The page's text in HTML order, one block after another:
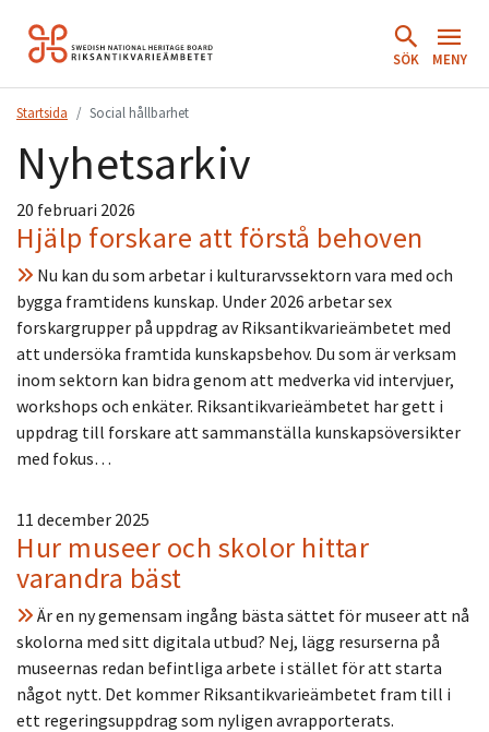
Hoppa
till
SÖK MENY
Startsida Social hållbarhet
Nyhetsarkiv
20 februari 2026
Hjälp forskare att förstå behoven
Nu kan du som arbetar i kulturarvssektorn vara med och
bygga framtidens kunskap. Under 2026 arbetar sex
forskargrupper på uppdrag av Riksantikvarieämbetet med
att undersöka framtida kunskapsbehov. Du som är verksam
inom sektorn kan bidra genom att medverka vid intervjuer,
workshops och enkäter. Riksantikvarieämbetet har gett i
uppdrag till forskare att sammanställa kunskapsöversikter
med fokus…
11 december 2025
Hur museer och skolor hittar
varandra bäst
Är en ny gemensam ingång bästa sättet för museer att nå
skolorna med sitt digitala utbud? Nej, lägg resurserna på
museernas redan befintliga arbete i stället för att starta
något nytt. Det kommer Riksantikvarieämbetet fram till i
ett regeringsuppdrag som nyligen avrapporterats.